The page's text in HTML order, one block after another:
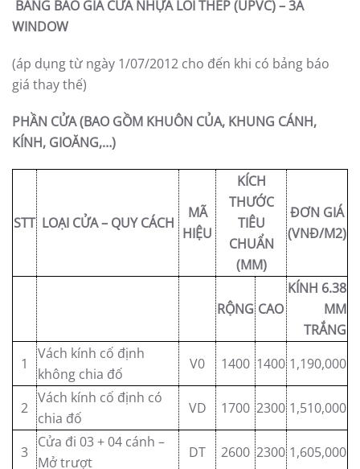
BẢNG BÁO GIÁ CỬA NHỰA LÕI THÉP (UPVC) – 3A
WINDOW
(áp dụng từ ngày 1/07/2012 cho đến khi có bảng báo
giá thay thế)
PHẦN CỬA (BAO GỒM KHUÔN CỦA, KHUNG CÁNH,
KÍNH, GIOĂNG,…)
STT LOẠI CỬA – QUY CÁCH
MÃ
HIỆU
KÍCH
THƯỚC
TIÊU
CHUẨN
(MM)
ĐƠN GIÁ
(VNĐ/M2)
RỘNG CAO
KÍNH 6.38
MM
TRẮNG
1
Vách kính cố định
không chia đố
V0 1400 1400 1,190,000
2
Vách kính cố định có
chia đố
VD 1700 2300 1,510,000
3
Cửa đi 03 + 04 cánh –
Mở trượt
DT 2600 2300 1,605,000